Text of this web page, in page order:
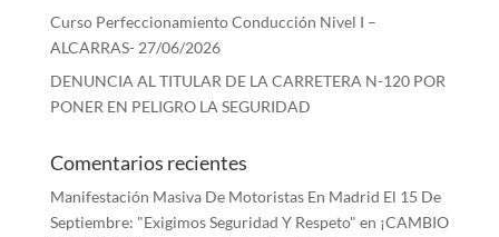
Curso Perfeccionamiento Conducción Nivel I –
ALCARRAS- 27/06/2026
DENUNCIA AL TITULAR DE LA CARRETERA N-120 POR
PONER EN PELIGRO LA SEGURIDAD
Comentarios recientes
Manifestación Masiva De Motoristas En Madrid El 15 De
Septiembre: "Exigimos Seguridad Y Respeto" en ¡CAMBIO